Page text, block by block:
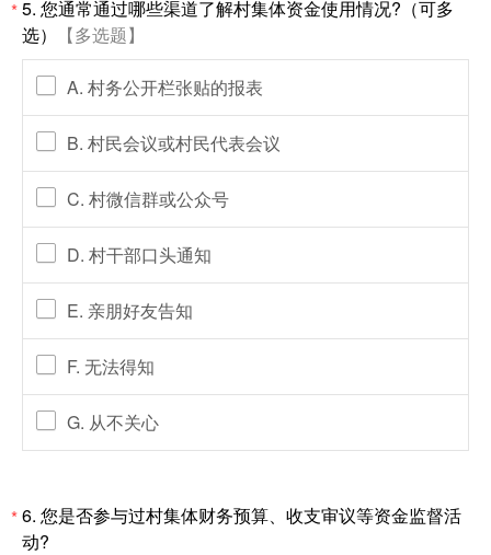
*5. 您通常通过哪些渠道了解村集体资金使用情况?（可多
选）
【多选题】
A. 村务公开栏张贴的报表
B. 村民会议或村民代表会议
C. 村微信群或公众号
D. 村干部口头通知
E. 亲朋好友告知
F. 无法得知
G. 从不关心
*6. 您是否参与过村集体财务预算、收支审议等资金监督活
动?